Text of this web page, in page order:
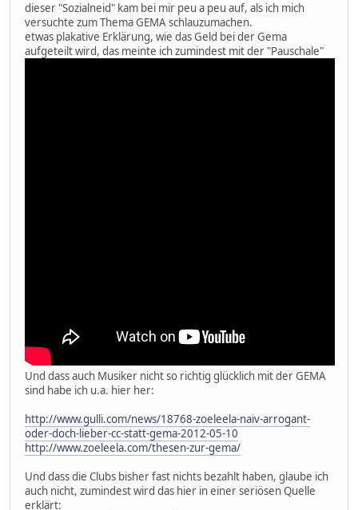
dieser "Sozialneid" kam bei mir peu a peu auf, als ich mich
versuchte zum Thema GEMA schlauzumachen.
etwas plakative Erklärung, wie das Geld bei der Gema
aufgeteilt wird, das meinte ich zumindest mit der "Pauschale"
Und dass auch Musiker nicht so richtig glücklich mit der GEMA
sind habe ich u.a. hier her:
http://www.gulli.com/news/18768-zoeleela-naiv-arrogant-
oder-doch-lieber-cc-statt-gema-2012-05-10
http://www.zoeleela.com/thesen-zur-gema/
Und dass die Clubs bisher fast nichts bezahlt haben, glaube ich
auch nicht, zumindest wird das hier in einer seriösen Quelle
erklärt: